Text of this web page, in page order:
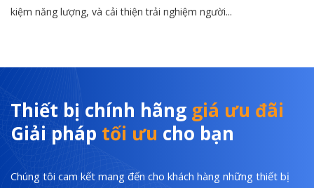
kiệm năng lượng, và cải thiện trải nghiệm người...
Thiết bị chính hãng giá ưu đãi
Giải pháp tối ưu cho bạn
Chúng tôi cam kết mang đến cho khách hàng những thiết bị